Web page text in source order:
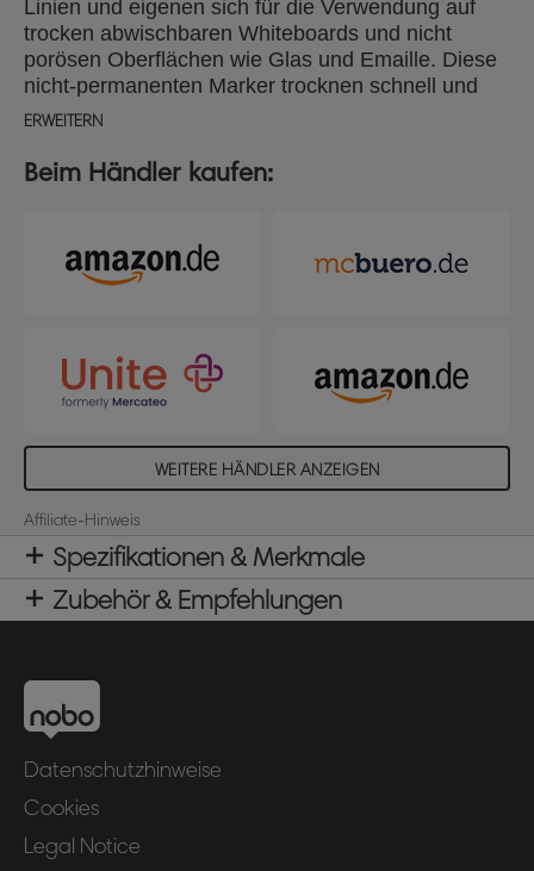
Linien und eigenen sich für die Verwendung auf
trocken abwischbaren Whiteboards und nicht
porösen Oberflächen wie Glas und Emaille. Diese
nicht-permanenten Marker trocknen schnell und
verwenden geruchsarme Tinte. Erhältlich in
Anforderungen. Ideal für Schulen, Büros und zu
die Verwendung mit einem Nobo Whiteboard für
optimale Ergebnisse.
ERWEITERN
Beim Händler kaufen:
WEITERE HÄNDLER ANZEIGEN
Affiliate-Hinweis
Spezifikationen & Merkmale
Zubehör & Empfehlungen
Datenschutzhinweise
Cookies
Legal Notice